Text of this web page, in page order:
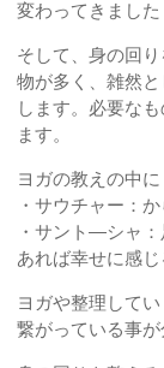
変わってきました
そして、身の回
物が多く、雑然
します。必要な
ます。
ヨガの教えの中に
・サウチャー：
・サント―シャ
あれば幸せに感
ヨガや整理して
繋がっている事